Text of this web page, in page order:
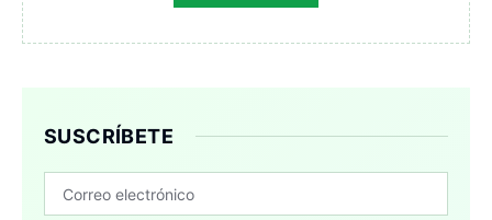
SUSCRÍBETE